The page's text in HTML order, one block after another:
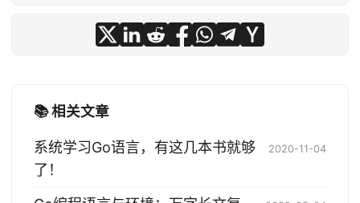
📚 相关文章
系统学习Go语言，有这几本书就够
了！
2020-11-04